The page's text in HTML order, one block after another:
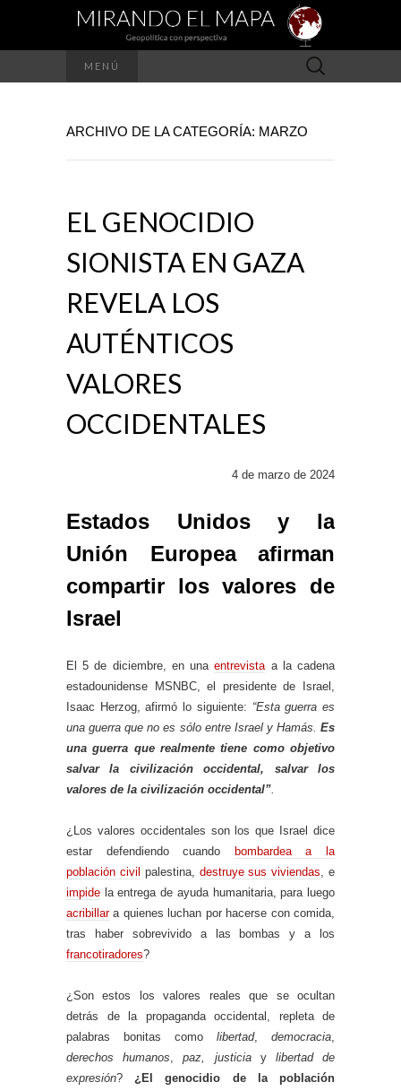
MENÚ Buscar:
ARCHIVO DE LA CATEGORÍA: MARZO
EL GENOCIDIO
SIONISTA EN GAZA
REVELA LOS
AUTÉNTICOS
VALORES
OCCIDENTALES
4 de marzo de 2024
Estados Unidos y la
Unión Europea afirman
compartir los valores de
Israel
El 5 de diciembre, en unaentrevista a la cadena
estadounidense MSNBC, el presidente de Israel,
Isaac Herzog, afirmó lo siguiente: “Esta guerra es
una guerra que no es sólo entre Israel y Hamás. Es
una guerra que realmente tiene como objetivo
salvar la civilización occidental, salvar los
valores de la civilización occidental”
¿Los valores occidentales son los que Israel dice
estar defendiendo cuando
bombardea a la
población civil palestina, destruye sus viviendas , e
impide la entrega de ayuda humanitaria, para luego
acribillara quienes luchan por hacerse con comida,
tras haber sobrevivido a las bombas y a los
francotiradores?
¿Son estos los valores reales que se ocultan
detrás de la propaganda occidental, repleta de
palabras bonitas como libertad, democracia
derechos humanos ,paz, justiciay libertad de
expresión? ¿El genocidio de la población